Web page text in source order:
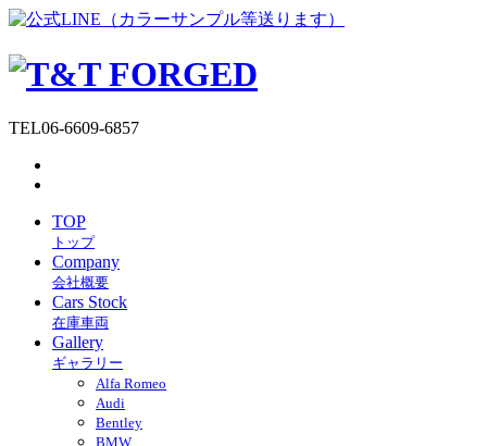
TEL06-6609-6857
TOP
トップ
Company
会社概要
Cars Stock
在庫車両
Gallery
ギャラリー
Alfa Romeo
Audi
Bentley
BMW